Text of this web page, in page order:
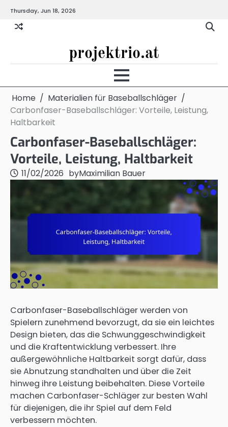
content
Thursday, Jun 18, 2026
projektrio.at
Home
Materialien für Baseballschläger
Carbonfaser-Baseballschläger: Vorteile, Leistung,
Haltbarkeit
Carbonfaser-Baseballschläger:
Vorteile, Leistung, Haltbarkeit
11/02/2026 byMaximilian Bauer
Carbonfaser-Baseballschläger werden von
Spielern zunehmend bevorzugt, da sie ein leichtes
Design bieten, das die Schwunggeschwindigkeit
und die Kraftentwicklung verbessert. Ihre
außergewöhnliche Haltbarkeit sorgt dafür, dass
sie Abnutzung standhalten und über die Zeit
hinweg ihre Leistung beibehalten. Diese Vorteile
machen Carbonfaser-Schläger zur besten Wahl
für diejenigen, die ihr Spiel auf dem Feld
verbessern möchten.